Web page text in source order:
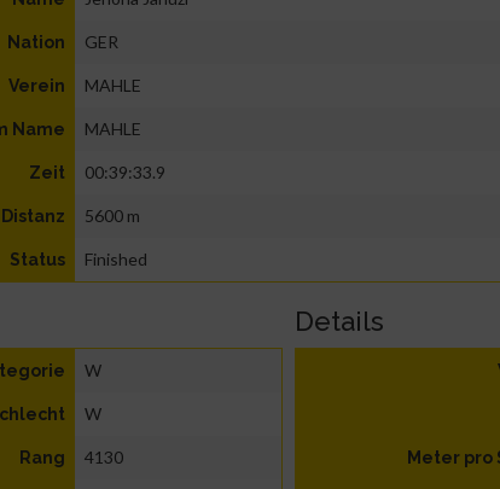
Nation GER
Verein MAHLE
Name MAHLE
Zeit 00:39:33.9
Distanz 5600 m
Status Finished
W
W
Rang 4130
Details
Meter pro